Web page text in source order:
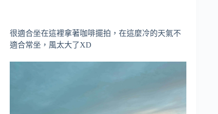
很適合坐在這裡拿著咖啡擺拍，在這麼冷的天氣不
適合常坐，風太大了XD